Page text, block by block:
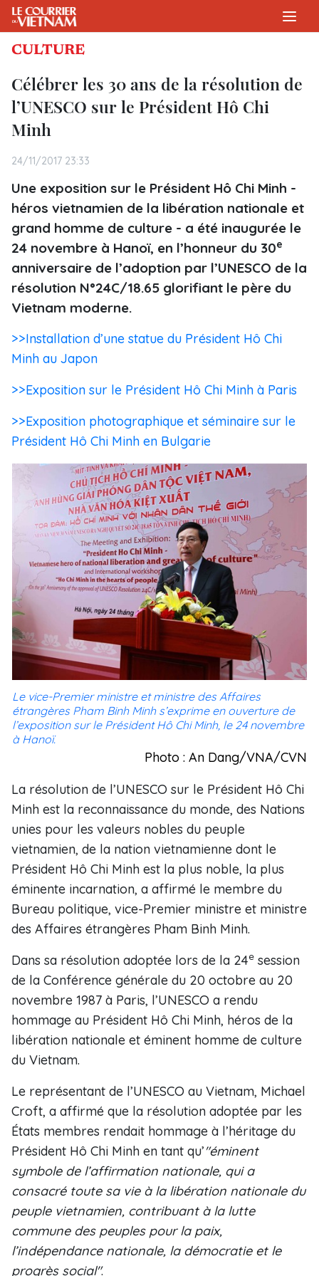
CULTURE
Célébrer les 30 ans de la résolution de
l’UNESCO sur le Président Hô Chi
Minh
24/11/2017 23:33
Une exposition sur le Président Hô Chi Minh -
héros vietnamien de la libération nationale et
grand homme de culture - a été inaugurée le
24 novembre à Hanoï, en l’honneur du 30e
anniversaire de l’adoption par l’UNESCO de la
résolution N°24C/18.65 glorifiant le père du
Vietnam moderne.
>>Installation d’une statue du Président Hô Chi
Minh au Japon
>>Exposition sur le Président Hô Chi Minh à Paris
>>Exposition photographique et séminaire sur le
Président Hô Chi Minh en Bulgarie
Le vice-Premier ministre et ministre des Affaires
étrangères Pham Binh Minh s’exprime en ouverture de
l’exposition sur le Président Hô Chi Minh, le 24 novembre
à Hanoï.
Photo : An Dang/VNA/CVN
La résolution de l’UNESCO sur le Président Hô Chi
Minh est la reconnaissance du monde, des Nations
unies pour les valeurs nobles du peuple
vietnamien, de la nation vietnamienne dont le
Président Hô Chi Minh est la plus noble, la plus
éminente incarnation, a affirmé le membre du
Bureau politique, vice-Premier ministre et ministre
des Affaires étrangères Pham Binh Minh.
Dans sa résolution adoptée lors de la 24e session
de la Conférence générale du 20 octobre au 20
novembre 1987 à Paris, l’UNESCO a rendu
hommage au Président Hô Chi Minh, héros de la
libération nationale et éminent homme de culture
du Vietnam.
Le représentant de l’UNESCO au Vietnam, Michael
Croft, a affirmé que la résolution adoptée par les
États membres rendait hommage à l’héritage du
Président Hô Chi Minh en tant qu’"éminent
symbole de l’affirmation nationale, qui a
consacré toute sa vie à la libération nationale du
peuple vietnamien, contribuant à la lutte
commune des peuples pour la paix,
l’indépendance nationale, la démocratie et le
progrès social".